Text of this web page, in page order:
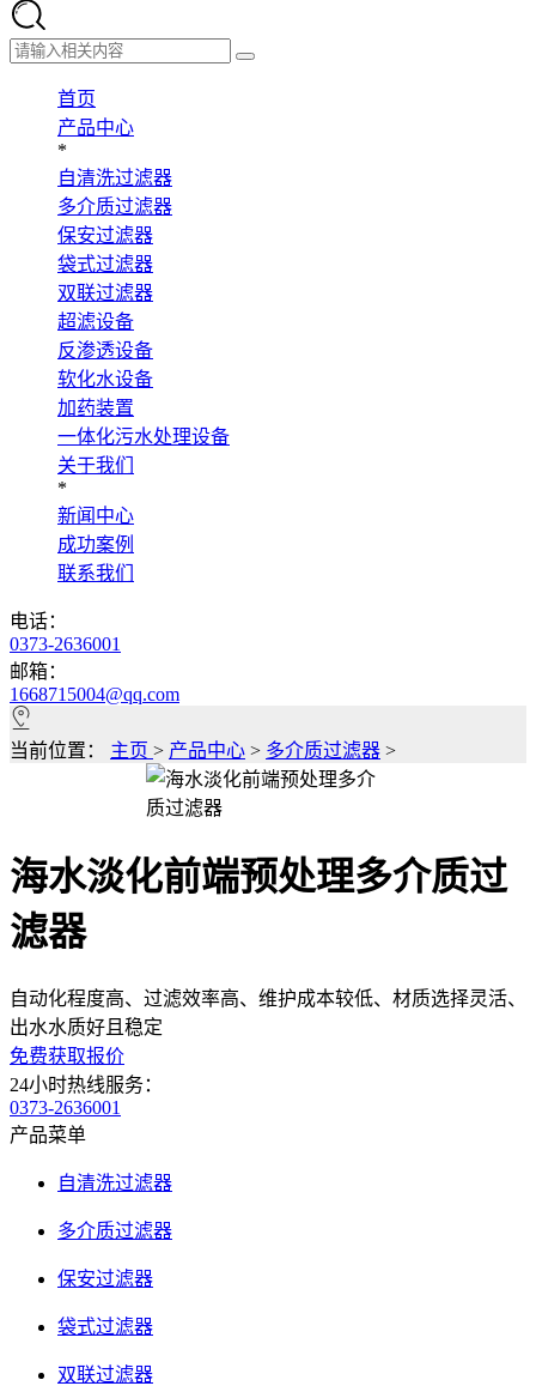
首页
产品中心
*
自清洗过滤器
多介质过滤器
保安过滤器
袋式过滤器
双联过滤器
超滤设备
反渗透设备
软化水设备
加药装置
一体化污水处理设备
关于我们
*
新闻中心
成功案例
联系我们
电话：
0373-2636001
邮箱：
1668715004@qq.com
当前位置： 主页 > 产品中心 > 多介质过滤器 >
海水淡化前端预处理多介质过
滤器
自动化程度高、过滤效率高、维护成本较低、材质选择灵活、
出水水质好且稳定
免费获取报价
24小时热线服务：
0373-2636001
产品菜单
自清洗过滤器
多介质过滤器
保安过滤器
袋式过滤器
双联过滤器